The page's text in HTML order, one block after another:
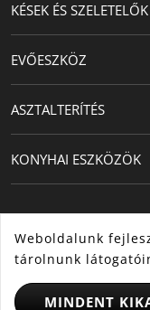
KÉSEK ÉS SZELETELŐK
EVŐESZKÖZ
ASZTALTERÍTÉS
KONYHAI ESZKÖZÖK
Weboldalunk
tárolnunk
MINDENT